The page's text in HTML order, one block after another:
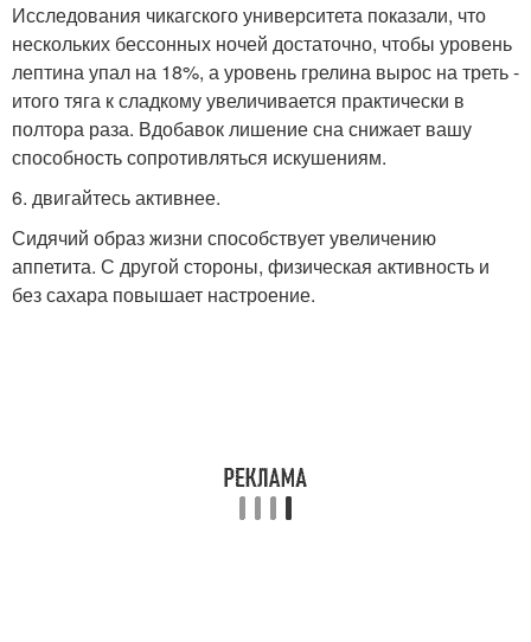
Исследования чикагского университета показали, что
нескольких бессонных ночей достаточно, чтобы уровень
лептина упал на 18%, а уровень грелина вырос на треть -
итого тяга к сладкому увеличивается практически в
полтора раза. Вдобавок лишение сна снижает вашу
способность сопротивляться искушениям.
6. двигайтесь активнее.
Сидячий образ жизни способствует увеличению
аппетита. С другой стороны, физическая активность и
без сахара повышает настроение.